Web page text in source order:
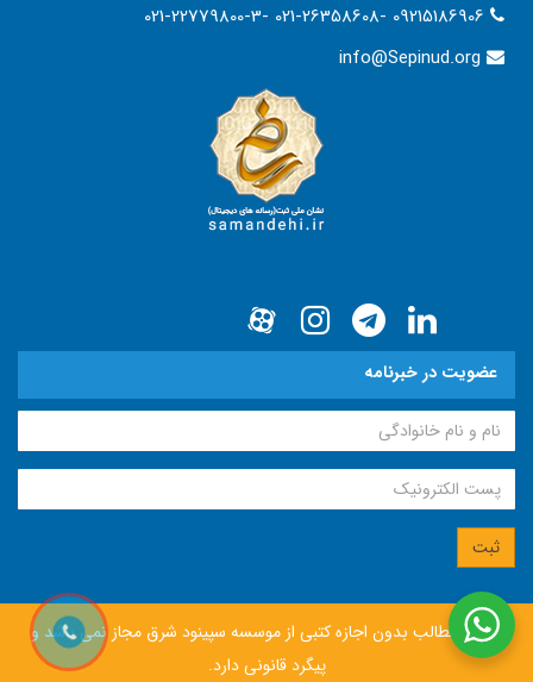
021-22779800-3- 021-26358608- 09215186906
info@Sepinud.org
عضویت در خبرنامه
انتشار مطالب بدون اجازه كتبی از موسسه سپينود شرق مجاز نمی باشد و
پيگرد قانونی دارد.